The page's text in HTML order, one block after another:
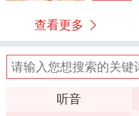
查看更多
听音